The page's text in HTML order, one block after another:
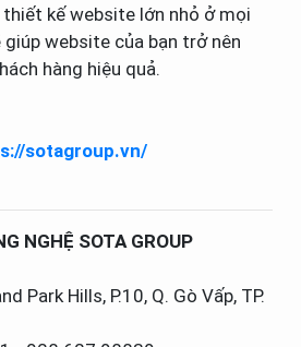
thiết kế website lớn nhỏ ở mọi
website của bạn trở nên
hàng hiệu quả.
sotagroup.vn/
NGHỆ SOTA GROUP
Park Hills, P.10, Q. Gò Vấp, TP.